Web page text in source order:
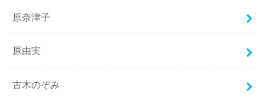
原奈津子
原由実
古木のぞみ